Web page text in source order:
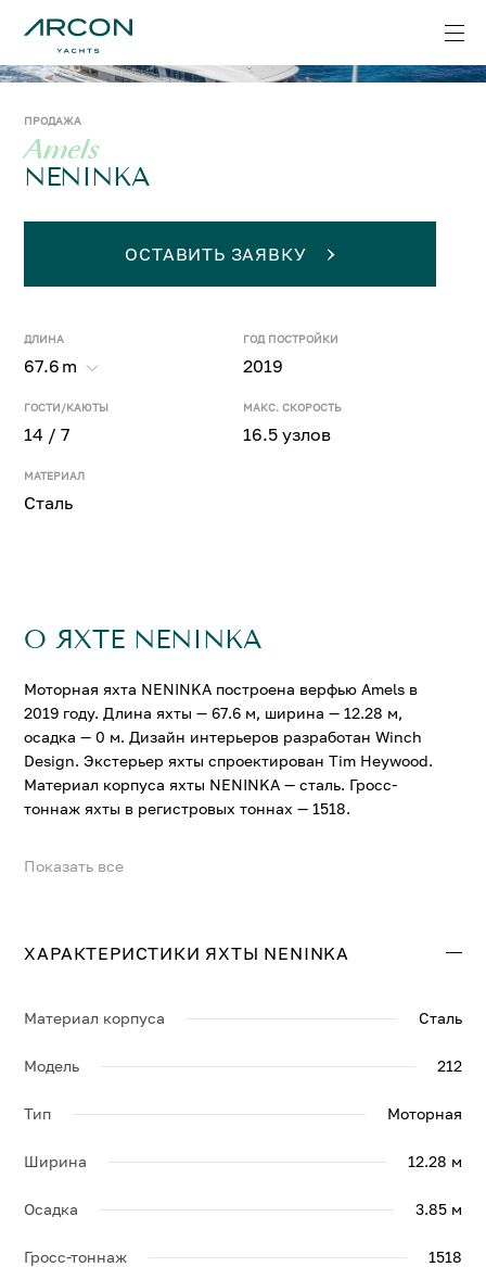
ПРОДАЖА
Amels
NENINKA
ДЛИНА
67.6 m
ГОД ПОСТРОЙКИ
2019
ГОСТИ/КАЮТЫ
14 / 7
МАКС. СКОРОСТЬ
16.5 узлов
МАТЕРИАЛ
Сталь
ОСТАВИТЬ ЗАЯВКУ
О ЯХТЕ NENINKA
Моторная яхта NENINKA построена верфью Amels в
2019 году. Длина яхты — 67.6 м, ширина — 12.28 м,
осадка — 0 м. Дизайн интерьеров разработан Winch
Design. Экстерьер яхты спроектирован Tim Heywood.
Материал корпуса яхты NENINKA — сталь. Гросс-
тоннаж яхты в регистровых тоннах — 1518.
На яхте NENINKA можно разместить до 14 гостей в 7
Свяжитесь с нами, и мы вышлем больше информации
Показать все
ХАРАКТЕРИСТИКИ ЯХТЫ NENINKA
Материал корпуса Сталь
Модель 212
Тип Моторная
Ширина 12.28 м
Осадка 3.85 м
Гросс-тоннаж 1518